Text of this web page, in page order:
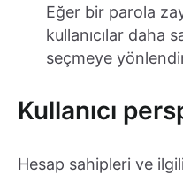
Eğer bir parola
kullanıcılar daha
seçmeye
Kullanıcı
Hesap sahipleri ve